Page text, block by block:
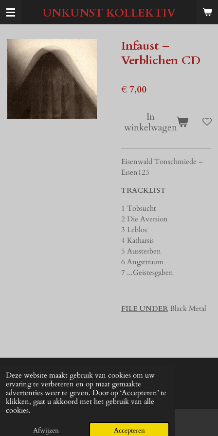
Deze website maakt gebruik van cookies om uw
ervaring te verbeteren en op maat gemaakte
advertenties weer te geven. Door op ‘Accepteren’ te
klikken, gaat u akkoord met het gebruik van alle
cookies.
Afwijzen Accepteren
Ga
de
hoofdinhoud
UNKUNST KOLLEKTIV
Infaust –
Verblichen CD
€ 7,00
In
winkelwagen
Eisenwald Tonschmiede –
Eisen123
TRACKLIST
1 Tobsucht
2 Die Aversion
3 Leblos
4 Katharsis
5 Aussterben
6 Angsttraum
7 ...Geistesgaben
FILE UNDER Black Metal
© 2024 - 2026 UNkunst Music
Powered byJouwWeb
E-mailadres